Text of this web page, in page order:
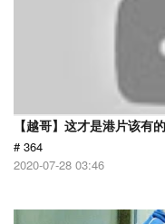
【越哥】这才是港片该有
# 364
2020-07-28 03:46